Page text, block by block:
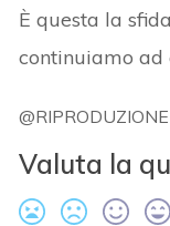
È questa la
continuiamo ad
Valuta la